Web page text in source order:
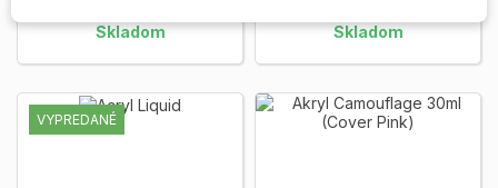
Skladom Skladom
VYPREDANÉ